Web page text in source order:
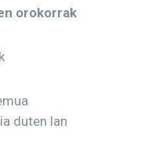
orokorrak
duten lan